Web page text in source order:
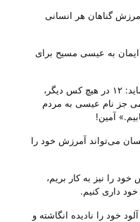
گناهان هر انسانی
ایمان به عیسی مسیح برای
کلام خدا در اعمال رسولان ۴: ۱۲می‌‌فرماید: ۱۲ در هیچ کس دیگر،
جز نام عیسی به مردم
آمین!
می‌‌تواند آمرزش خود را
را نیز به کار بریم،
خود داری کنیم.
خود را نادیده انگاشته و